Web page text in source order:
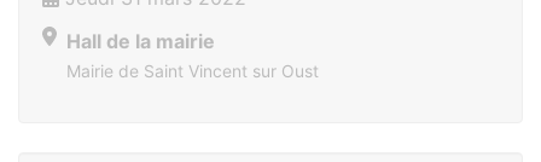
Hall de la mairie
Mairie de Saint Vincent sur Oust